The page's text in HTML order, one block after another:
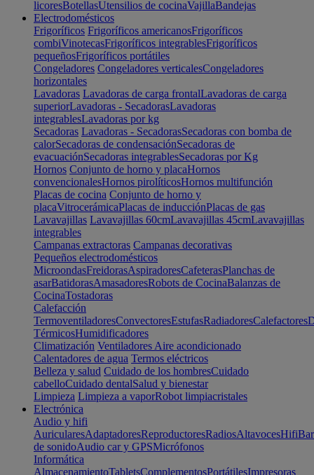
licoresBotellasUtensilios de cocinaVajillaBandejas
Electrodomésticos
Frigoríficos Frigoríficos americanosFrigoríficos
combiVinotecasFrigoríficos integrablesFrigoríficos
pequeñosFrigoríficos portátiles
Congeladores Congeladores verticalesCongeladores
horizontales
Lavadoras Lavadoras de carga frontalLavadoras de carga
superiorLavadoras - SecadorasLavadoras
integrablesLavadoras por kg
Secadoras Lavadoras - SecadorasSecadoras con bomba de
calorSecadoras de condensaciónSecadoras de
evacuaciónSecadoras integrablesSecadoras por Kg
Hornos Conjunto de horno y placaHornos
convencionalesHornos pirolíticosHornos multifunción
Placas de cocina Conjunto de horno y
placaVitrocerámicaPlacas de inducciónPlacas de gas
Lavavajillas Lavavajillas 60cmLavavajillas 45cmLavavajillas
integrables
Campanas extractoras Campanas decorativas
Pequeños electrodomésticos
MicroondasFreidorasAspiradoresCafeterasPlanchas de
asarBatidorasAmasadoresRobots de CocinaBalanzas de
CocinaTostadoras
Calefacción
TermoventiladoresConvectoresEstufasRadiadoresCalefactores
TérmicosHumidificadores
Climatización Ventiladores Aire acondicionado
Calentadores de agua Termos eléctricos
Belleza y salud Cuidado de los hombresCuidado
cabelloCuidado dentalSalud y bienestar
Limpieza Limpieza a vaporRobot limpiacristales
Electrónica
Audio y hifi
AuricularesAdaptadoresReproductoresRadiosAltavocesHifi
de sonidoAudio car y GPSMicrófonos
Informática
AlmacenamientoTabletsComplementosPortátilesImpresoras